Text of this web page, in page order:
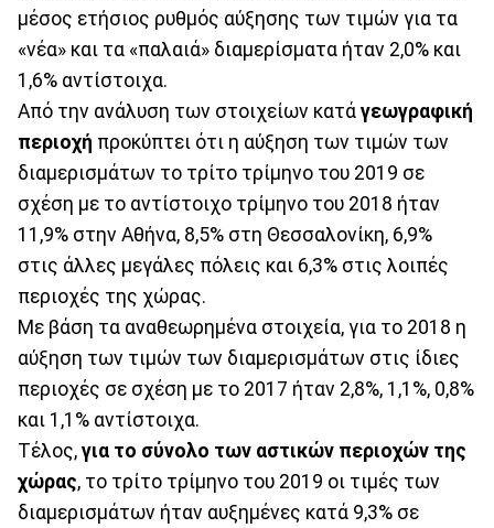
μέσος ετήσιος ρυθμός αύξησης των τιμών για τα
«νέα» και τα «παλαιά» διαμερίσματα ήταν 2,0% και
1,6% αντίστοιχα.
Από την ανάλυση των στοιχείων κατά γεωγραφική
περιοχή προκύπτει ότι η αύξηση των τιμών των
διαμερισμάτων το τρίτο τρίμηνο του 2019 σε
σχέση με το αντίστοιχο τρίμηνο του 2018 ήταν
11,9% στην Αθήνα, 8,5% στη Θεσσαλονίκη, 6,9%
στις άλλες μεγάλες πόλεις και 6,3% στις λοιπές
περιοχές της χώρας.
Με βάση τα αναθεωρημένα στοιχεία, για το 2018 η
αύξηση των τιμών των διαμερισμάτων στις ίδιες
περιοχές σε σχέση με το 2017 ήταν 2,8%, 1,1%, 0,8%
και 1,1% αντίστοιχα.
Τέλος, για το σύνολο των αστικών περιοχών της
χώρας, το τρίτο τρίμηνο του 2019 οι τιμές των
διαμερισμάτων ήταν αυξημένες κατά 9,3% σε